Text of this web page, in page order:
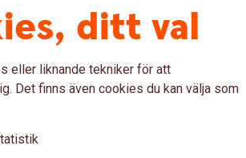
stöttar
ditt val
eller liknande tekniker för att
Det finns även cookies du kan välja som